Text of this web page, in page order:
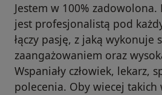
Jestem w 100%
jest profesjonalistą pod
łączy pasję, z jaką wykonuje
zaangażowaniem oraz
Wspaniały człowiek, lekarz,
polecenia. Oby wiecej takich